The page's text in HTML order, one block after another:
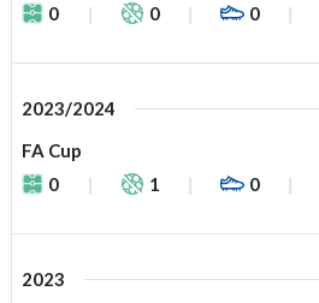
0
0 0
2023/2024
FA Cup
0
1 0
2023